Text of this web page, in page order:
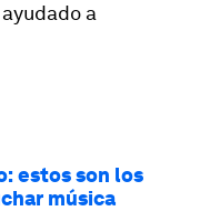
a
estos son los
música